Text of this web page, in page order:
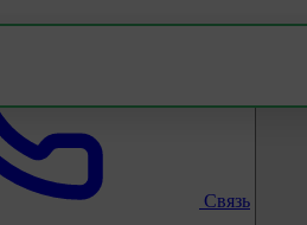
Связь